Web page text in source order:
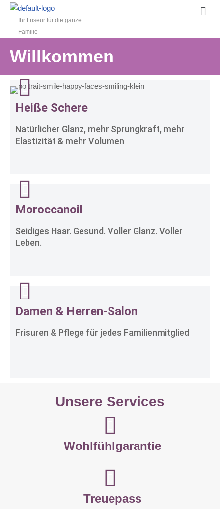
Inhalt
springen
Ihr Friseur für die ganze
Familie
Willkommen
Heiße Schere
Natürlicher Glanz, mehr Sprungkraft, mehr
Elastizität & mehr Volumen
Moroccanoil
Seidiges Haar. Gesund. Voller Glanz. Voller
Leben.
Damen & Herren-Salon
Frisuren & Pflege für jedes Familienmitglied
Unsere Services
Wohlfühlgarantie
Treuepass